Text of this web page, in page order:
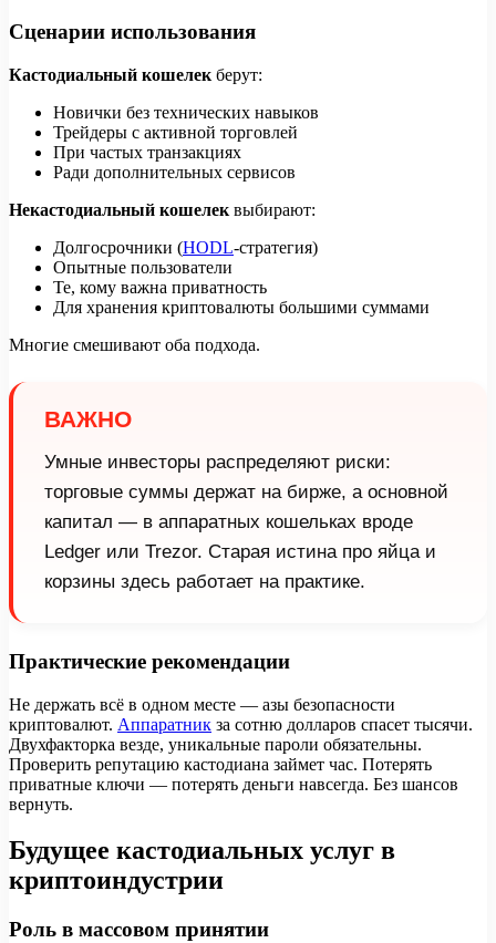
Сценарии использования
Кастодиальный кошелек берут:
Новички без технических навыков
Трейдеры с активной торговлей
При частых транзакциях
Ради дополнительных сервисов
Некастодиальный кошелек выбирают:
Долгосрочники (HODL-стратегия)
Опытные пользователи
Те, кому важна приватность
Для хранения криптовалюты большими суммами
Многие смешивают оба подхода.
ВАЖНО
Умные инвесторы распределяют риски:
торговые суммы держат на бирже, а основной
капитал — в аппаратных кошельках вроде
Ledger или Trezor. Старая истина про яйца и
корзины здесь работает на практике.
Практические рекомендации
Не держать всё в одном месте — азы безопасности
криптовалют. Аппаратник за сотню долларов спасет тысячи.
Двухфакторка везде, уникальные пароли обязательны.
Проверить репутацию кастодиана займет час. Потерять
приватные ключи — потерять деньги навсегда. Без шансов
вернуть.
Будущее кастодиальных услуг в
криптоиндустрии
Роль в массовом принятии